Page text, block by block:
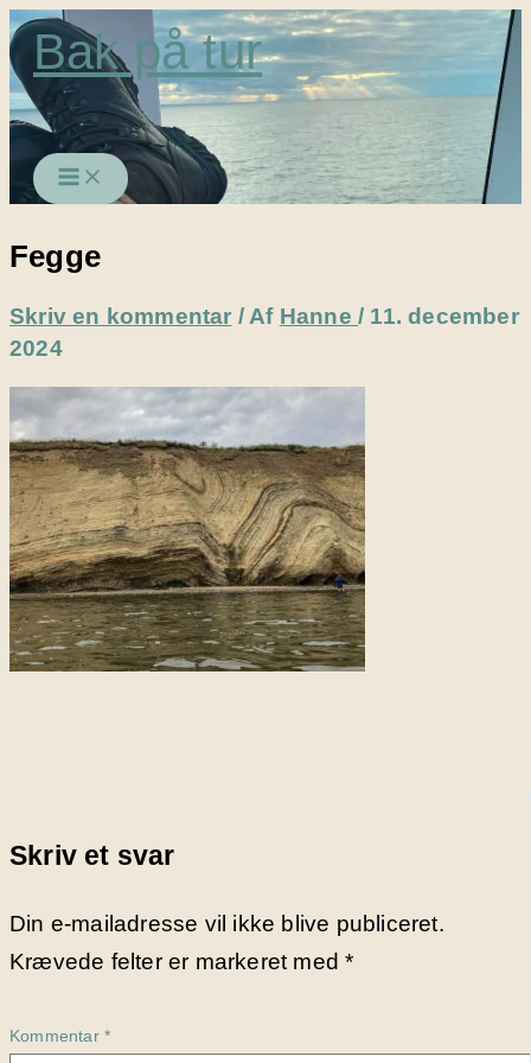
Gå
til
indholdet
Bak på tur
Fegge
Skriv en kommentar / Af Hanne/ 11. december
2024
Skriv et svar
Din e-mailadresse vil ikke blive publiceret.
Krævede felter er markeret med*
Kommentar *